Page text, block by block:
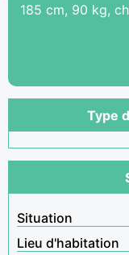
185 cm, 90 kg,
Type
Situation
Lieu d'habitation